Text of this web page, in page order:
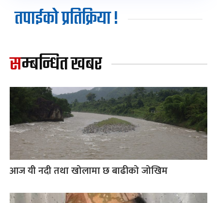
तपाईको प्रतिक्रिया !
सम्बन्धित खबर
आज यी नदी तथा खोलामा छ बाढीको जोखिम